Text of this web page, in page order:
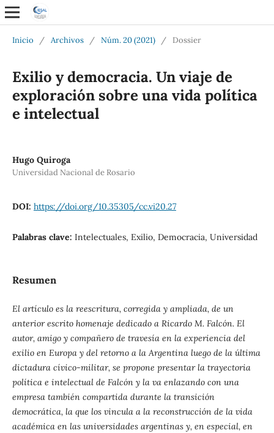
Inicio / Archivos / Núm. 20 (2021) / Dossier
Exilio y democracia. Un viaje de
exploración sobre una vida política
e intelectual
Hugo Quiroga
Universidad Nacional de Rosario
DOI: https://doi.org/10.35305/cc.vi20.27
Palabras clave: Intelectuales, Exilio, Democracia, Universidad
Resumen
El artículo es la reescritura, corregida y ampliada, de un
anterior escrito homenaje dedicado a Ricardo M. Falcón. El
autor, amigo y compañero de travesía en la experiencia del
exilio en Europa y del retorno a la Argentina luego de la última
dictadura cívico-militar, se propone presentar la trayectoria
política e intelectual de Falcón y la va enlazando con una
empresa también compartida durante la transición
democrática, la que los vincula a la reconstrucción de la vida
académica en las universidades argentinas y, en especial, en